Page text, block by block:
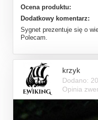
Ocena produktu:
Dodatkowy komentarz:
Sygnet prezentuje się o
Polecam.
krzyk
Dodano:
Opinia